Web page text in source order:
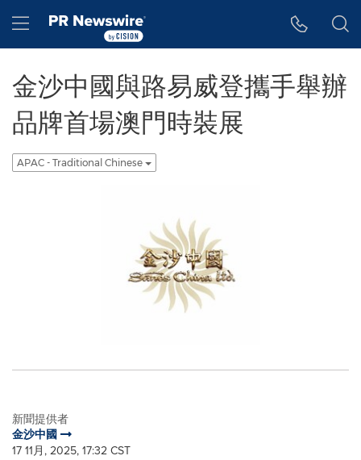
Hamburger menu
金沙中國與路易威登攜手舉辦
品牌首場澳門時裝展
APAC - Traditional Chinese
新聞提供者
金沙中國
17 11月, 2025, 17:32 CST